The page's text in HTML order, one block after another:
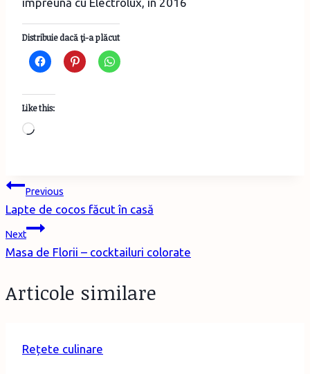
Distribuie dacă ţi-a plăcut
Like this:
Loading…
Post
navigation
Previous
Lapte de cocos făcut în casă
Next
Masa de Florii – cocktailuri colorate
Articole similare
Rețete culinare